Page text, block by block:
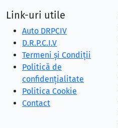
Link-uri utile
Auto DRPCIV
D.R.P.C.I.V
Termeni și Condiții
Politică de
confidențialitate
Politica Cookie
Contact